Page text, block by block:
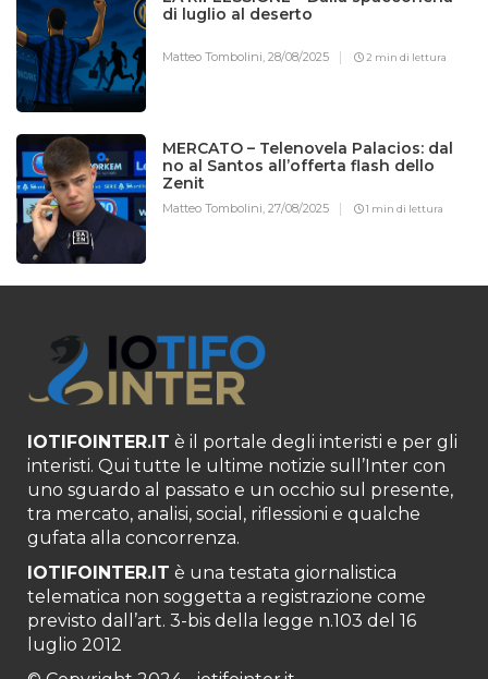
di luglio al deserto
Matteo Tombolini,28/08/2025 2 min di lettura
MERCATO – Telenovela Palacios: dal
no al Santos all’offerta flash dello
Zenit
Matteo Tombolini,27/08/2025 1 min di lettura
IOTIFOINTER.IT è il portale degli interisti e per gli
interisti. Qui tutte le ultime notizie sull’Inter con
uno sguardo al passato e un occhio sul presente,
tra mercato, analisi, social, riflessioni e qualche
gufata alla concorrenza.
IOTIFOINTER.IT è una testata giornalistica
telematica non soggetta a registrazione come
previsto dall’art. 3-bis della legge n.103 del 16
luglio 2012